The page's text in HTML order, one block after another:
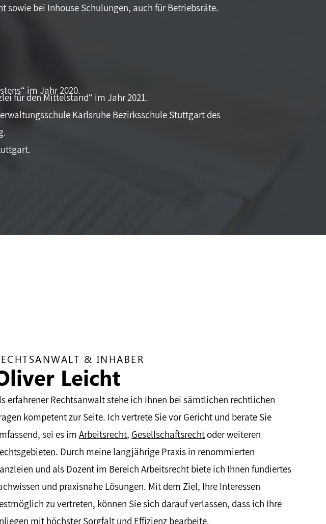
sowie bei Inhouse Schulungen, auch für Betriebsräte.
im Jahr 2020.
für den Mittelstand“ im Jahr 2021.
Karlsruhe Bezirksschule Stuttgart des
& INHABER
Leicht
erfahrener Rechtsanwalt stehe ich Ihnen bei sämtlichen rechtlichen
kompetent zur Seite. Ich vertrete Sie vor Gericht und berate Sie
sei es im Arbeitsrecht, Gesellschaftsrecht oder weiteren
. Durch meine langjährige Praxis in renommierten
und als Dozent im Bereich Arbeitsrecht biete ich Ihnen fundiertes
und praxisnahe Lösungen. Mit dem Ziel, Ihre Interessen
zu vertreten, können Sie sich darauf verlassen, dass ich Ihre
mit höchster Sorgfalt und Effizienz bearbeite.